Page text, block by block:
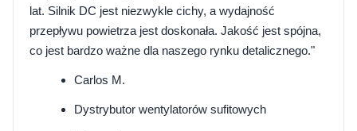
lat. Silnik DC jest niezwykle cichy, a wydajność
przepływu powietrza jest doskonała. Jakość jest spójna,
co jest bardzo ważne dla naszego rynku detalicznego."
Carlos M.
Dystrybutor wentylatorów sufitowych